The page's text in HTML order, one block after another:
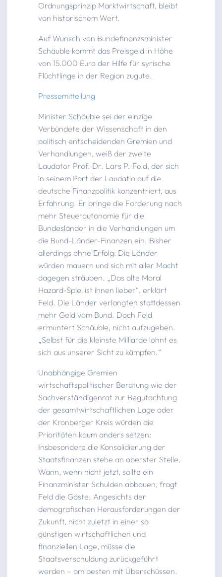
Ordnungsprinzip Marktwirtschaft, bleibt
von historischem Wert.
Auf Wunsch von Bundefinanzsminister
Schäuble kommt das Preisgeld in Höhe
von 15.000 Euro der Hilfe für syrische
Flüchtlinge in der Region zugute.
Pressemitteilung
Minister Schäuble sei der einzige
Verbündete der Wissenschaft in den
politisch entscheidenden Gremien und
Verhandlungen, weiß der zweite
Laudator Prof. Dr. Lars P. Feld, der sich
in seinem Part der Laudatio auf die
deutsche Finanzpolitik konzentriert, aus
Erfahrung. Er bringe die Forderung nach
mehr Steuerautonomie für die
Bundesländer in die Verhandlungen um
die Bund-Länder-Finanzen ein. Bisher
allerdings ohne Erfolg: Die Länder
würden mauern und sich mit aller Macht
dagegen sträuben. „Das alte Moral
Hazard-Spiel ist ihnen lieber“, erklärt
Feld. Die Länder verlangten stattdessen
mehr Geld vom Bund. Doch Feld
ermuntert Schäuble, nicht aufzugeben.
„Selbst für die kleinste Milliarde lohnt es
sich aus unserer Sicht zu kämpfen.“
Unabhängige Gremien
wirtschaftspolitischer Beratung wie der
Sachverständigenrat zur Begutachtung
der gesamtwirtschaftlichen Lage oder
der Kronberger Kreis würden die
Prioritäten kaum anders setzen:
Insbesondere die Konsolidierung der
Staatsfinanzen stehe an oberster Stelle.
Wann, wenn nicht jetzt, sollte ein
Finanzminister Schulden abbauen, fragt
Feld die Gäste. Angesichts der
demografischen Herausforderungen der
Zukunft, nicht zuletzt in einer so
günstigen wirtschaftlichen und
finanziellen Lage, müsse die
Staatsverschuldung zurückgeführt
werden – am besten mit Überschüssen.